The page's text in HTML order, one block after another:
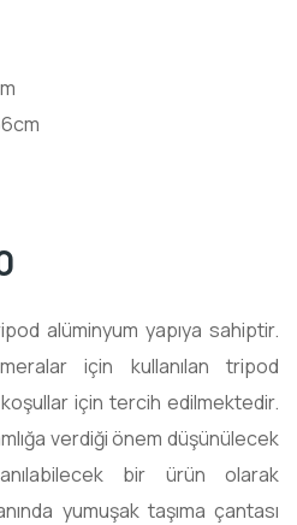
alüminyum yapıya sahiptir.
için kullanılan tripod
koşullar için tercih edilmektedir.
verdiği önem düşünülecek
bir ürün olarak
yumuşak taşıma çantası